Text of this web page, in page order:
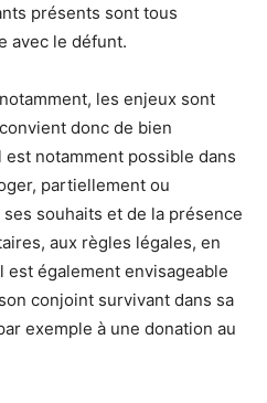
présents sont tous
avec le défunt.
les enjeux sont
donc de bien
notamment possible dans
partiellement ou
souhaits et de la présence
aux règles légales, en
est également envisageable
conjoint survivant dans sa
exemple à une donation au